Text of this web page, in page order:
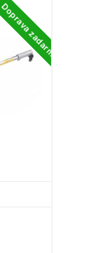
Doprava zadarmo